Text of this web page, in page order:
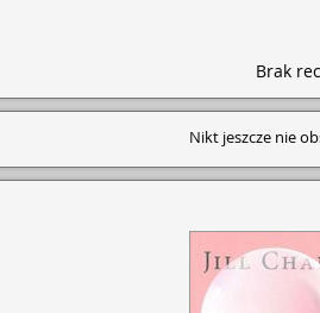
Brak
Nikt jeszcze nie